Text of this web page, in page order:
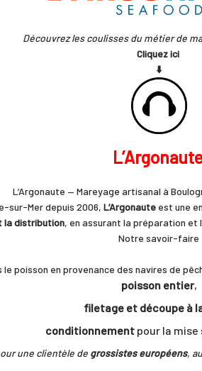
Découvrez les coulisses du métier de
Cliquezici
⬇️
L’Argonaute — Mareyage artisanal à
sur-Mer depuis 2006, L’Argonaute est une
la distribution, en assurant la préparation et
Notre savoir-faire
le poisson en provenance des navires de
poisson entier,
filetage et découpe à
conditionnementpour la mise
une clientèle de grossistes européens,